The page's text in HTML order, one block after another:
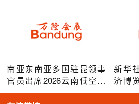
南亚东南亚多国驻昆领事
官员出席2026云南低空经
济博览会，共谋跨境无人
新华
济博
大会